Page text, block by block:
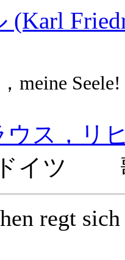
(Karl
Seele!
ス，リ
イツ 歌
regt sich